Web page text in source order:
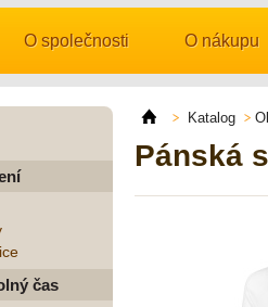
O společnosti O nákupu
čas
Katalog
Pánská